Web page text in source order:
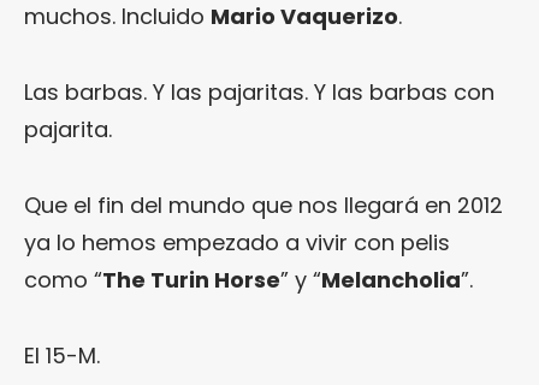
muchos. Incluido Mario Vaquerizo.
Las barbas. Y las pajaritas. Y las barbas con
pajarita.
Que el fin del mundo que nos llegará en 2012
ya lo hemos empezado a vivir con pelis
como “The Turin Horse” y “Melancholia”.
El 15-M.